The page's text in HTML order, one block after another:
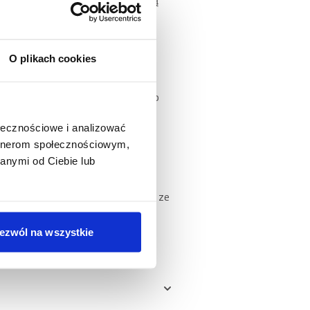
O plikach cookies
i analizować
społecznościowym,
od Ciebie lub
na wszystkie
źródeł witamin,
do małych ras, bardziej
mikroflory jelitowej, co
junior małej rasy
ciała i wieku (w miesiącach)
od mniejszej ilości wymieszanej ze